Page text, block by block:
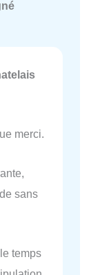
merci.
sans
temps